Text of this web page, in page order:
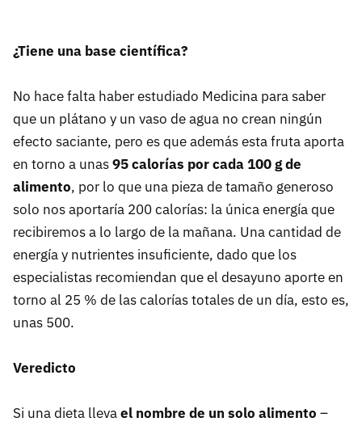
¿Tiene una base científica?
No hace falta haber estudiado Medicina para saber
que un plátano y un vaso de agua no crean ningún
efecto saciante, pero es que además esta fruta aporta
en torno a unas95 calorías por cada 100 g de
alimento, por lo que una pieza de tamaño generoso
solo nos aportaría 200 calorías: la única energía que
recibiremos a lo largo de la mañana. Una cantidad de
energía y nutrientes insuficiente, dado que los
especialistas recomiendan que el desayuno aporte en
torno al 25 % de las calorías totales de un día, esto es,
unas 500.
Veredicto
Si una dieta llevael nombre de un solo alimento –